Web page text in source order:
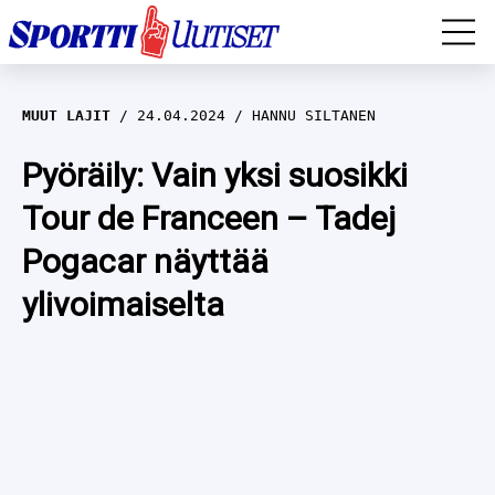
EM-YLEISURHEILU
JÄÄKIEKKO
YLEISURHEILU
WILMA HELTELÄ
TALVILAJIT
MUUT LAJIT 24.04.2024 HANNU SILTANEN
Pyöräily: Vain yksi suosikki
Tour de Franceen – Tadej
Pogacar näyttää
ylivoimaiselta